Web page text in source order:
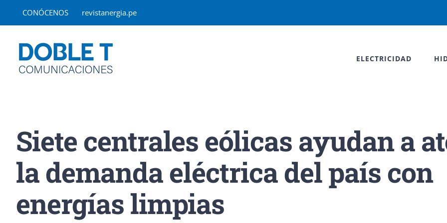
al
CONÓCENOS revistanergia.pe
ELECTRICIDAD
Siete centrales eólicas ayudan a
la demanda eléctrica del país con
energías limpias